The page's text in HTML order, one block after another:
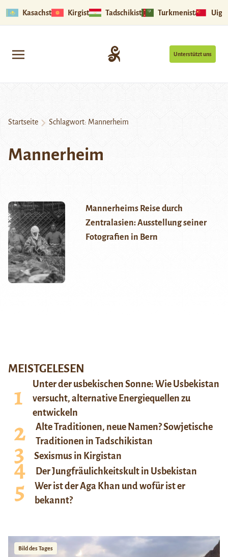
Kasachstan Kirgistan Tadschikistan Turkmenistan
Unterstützt uns
Startseite Schlagwort: Mannerheim
Mannerheim
Mannerheims Reise durch
Zentralasien: Ausstellung seiner
Fotografien in Bern
MEISTGELESEN
Unter der usbekischen Sonne: Wie Usbekistan
versucht, alternative Energiequellen zu
entwickeln
Alte Traditionen, neue Namen? Sowjetische
Traditionen in Tadschikistan
Sexismus in Kirgistan
Der Jungfräulichkeitskult in Usbekistan
Wer ist der Aga Khan und wofür ist er
bekannt?
Bild des Tages